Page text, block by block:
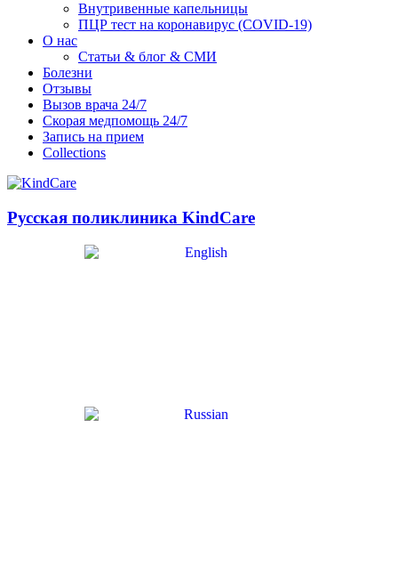
Внутривенные капельницы
ПЦР тест на коронавирус (COVID-19)
О нас
Статьи & блог & СМИ
Болезни
Отзывы
Вызов врача 24/7
Скорая медпомощь 24/7
Запись на прием
Collections
Русская поликлиника KindCare